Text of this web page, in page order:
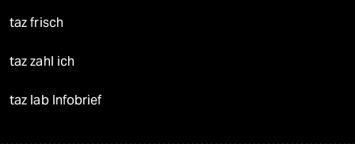
taz frisch
taz zahl ich
taz lab Infobrief